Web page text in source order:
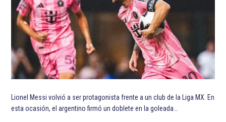
Liga MX Liga MX Clausura 2021 Pumas